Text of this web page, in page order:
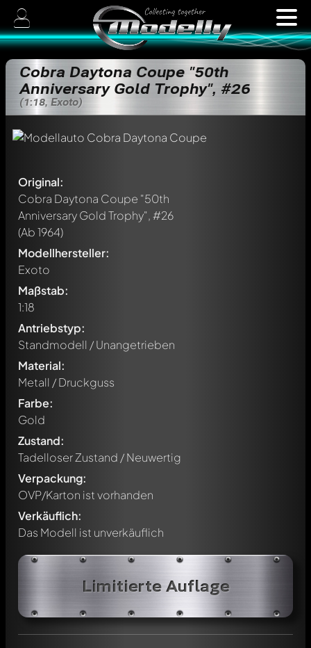
Cobra Daytona Coupe "50th
Anniversary Gold Trophy", #26
(1:18, Exoto)
Original:
Cobra Daytona Coupe "50th
Anniversary Gold Trophy", #26
(Ab 1964)
Modellhersteller:
Exoto
Maßstab:
1:18
Antriebstyp:
Standmodell / Unangetrieben
Material:
Metall / Druckguss
Farbe:
Gold
Zustand:
Tadelloser Zustand / Neuwertig
Verpackung:
OVP/Karton ist vorhanden
Verkäuflich:
Das Modell ist unverkäuflich
Limitierte Auflage